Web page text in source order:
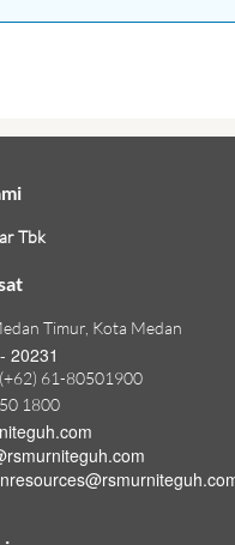
Tbk
Timur, Kota Medan
20231
61-80501900
1800